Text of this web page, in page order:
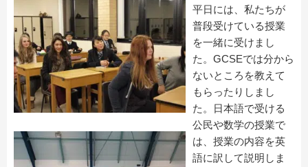
平日には、私たちが
普段受けている授業
を一緒に受けまし
た。GCSEでは分から
ないところを教えて
もらったりしまし
た。日本語で受ける
公民や数学の授業で
は、授業の内容を英
語に訳して説明しま